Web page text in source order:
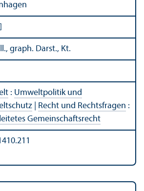
graph. Darst., Kt.
: Umweltpolitik und
Recht und Rechtsfragen :
Gemeinschaftsrecht